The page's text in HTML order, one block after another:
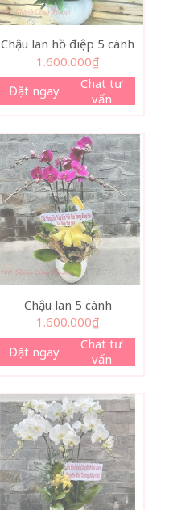
Chậu lan hồ điệp 5 cành
1.600.000₫
Đặt ngay
Chat tư
vấn
Chậu lan 5 cành
1.600.000₫
Đặt ngay
Chat tư
vấn